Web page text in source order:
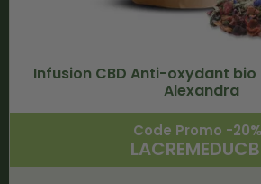
Infusion CBD Anti-oxydant
Alexandra
Code Promo -